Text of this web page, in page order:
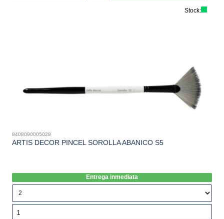
Stock:
8408090005028
ARTIS DECOR PINCEL SOROLLA ABANICO S5
Entrega inmediata